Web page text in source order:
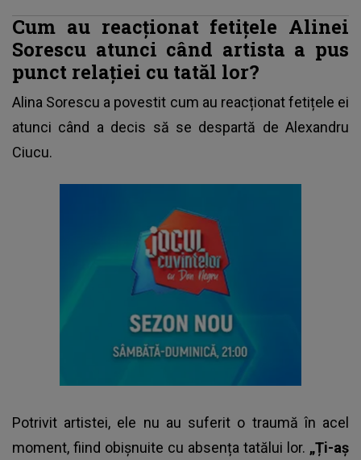
Cum au reacționat fetițele Alinei
Sorescu atunci când artista a pus
punct relației cu tatăl lor?
Alina Sorescu a povestit cum au reacționat fetițele ei
atunci când a decis să se despartă de Alexandru
Ciucu.
Potrivit artistei, ele nu au suferit o traumă în acel
moment, fiind obișnuite cu absența tatălui lor. „Ți-aș